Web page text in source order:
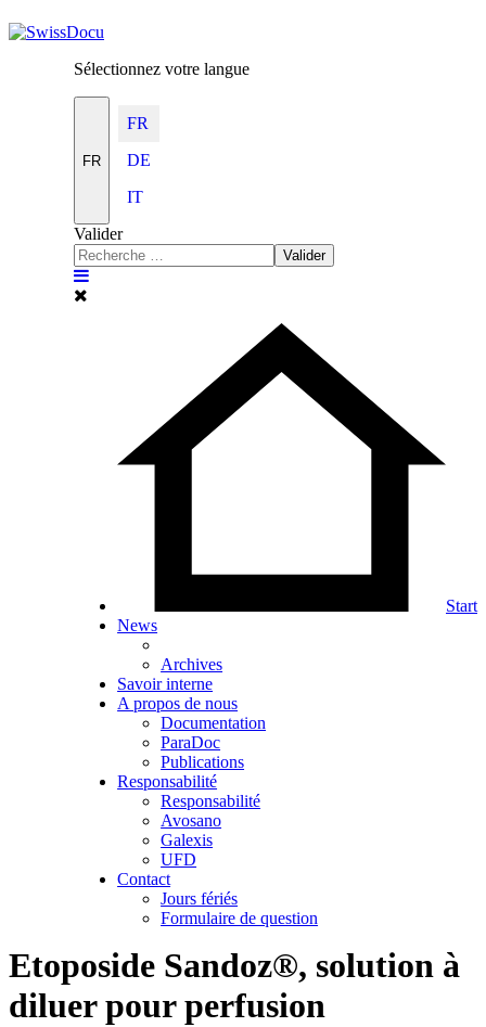
Sélectionnez votre langue
FR
FR
DE
IT
Valider
Valider
Start
News
Archives
Savoir interne
A propos de nous
Documentation
ParaDoc
Publications
Responsabilité
Responsabilité
Avosano
Galexis
UFD
Contact
Jours fériés
Formulaire de question
Etoposide Sandoz®, solution à
diluer pour perfusion